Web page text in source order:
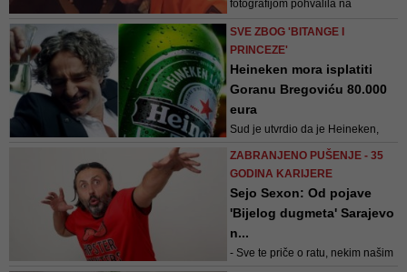
fotografijom pohvalila na
SVE ZBOG 'BITANGE I
PRINCEZE'
Heineken mora isplatiti
Goranu Bregoviću 80.000
eura
Sud je utvrdio da je Heineken,
koji je vlasnik Karlovačke pivare,
Bregovića “Bitanga i princeza”
ZABRANJENO PUŠENJE - 35
GODINA KARIJERE
Sejo Sexon: Od pojave
'Bijelog dugmeta' Sarajevo
n...
- Sve te priče o ratu, nekim našim